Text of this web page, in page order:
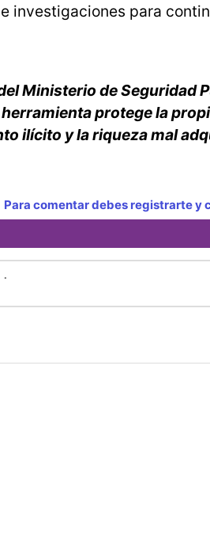
investigaciones para
Ministerio de Seguridad
protege la
ilícito y la riqueza mal
Para comentar debes registrarte y